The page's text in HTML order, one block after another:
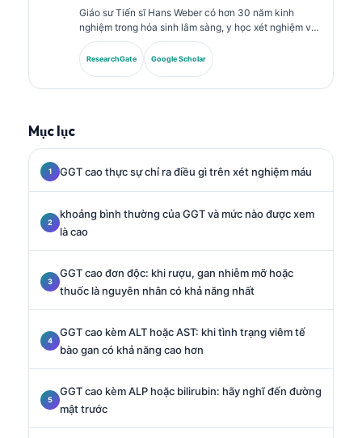
Giáo sư Tiến sĩ Hans Weber có hơn 30 năm kinh
nghiệm trong hóa sinh lâm sàng, y học xét nghiệm và
nghiên cứu dấu ấn sinh học. Ông từng là Chủ tịch của
Hiệp hội Hóa sinh Lâm sàng Đức, và chuyên về phân
tích các bảng xét nghiệm chẩn đoán, chuẩn hóa dấu
ResearchGate Google Scholar
Mục lục
GGT cao thực sự chỉ ra điều gì trên xét nghiệm máu
khoảng bình thường của GGT và mức nào được xem
là cao
GGT cao đơn độc: khi rượu, gan nhiễm mỡ hoặc
thuốc là nguyên nhân có khả năng nhất
GGT cao kèm ALT hoặc AST: khi tình trạng viêm tế
bào gan có khả năng cao hơn
GGT cao kèm ALP hoặc bilirubin: hãy nghĩ đến đường
mật trước